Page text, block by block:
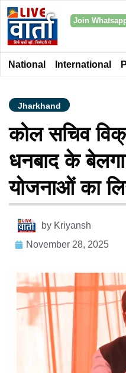
Join
National International
Jharkhand
कोल सचिव
धनबाद के
योजनाओं का
by Kriyansh
November 28, 2025